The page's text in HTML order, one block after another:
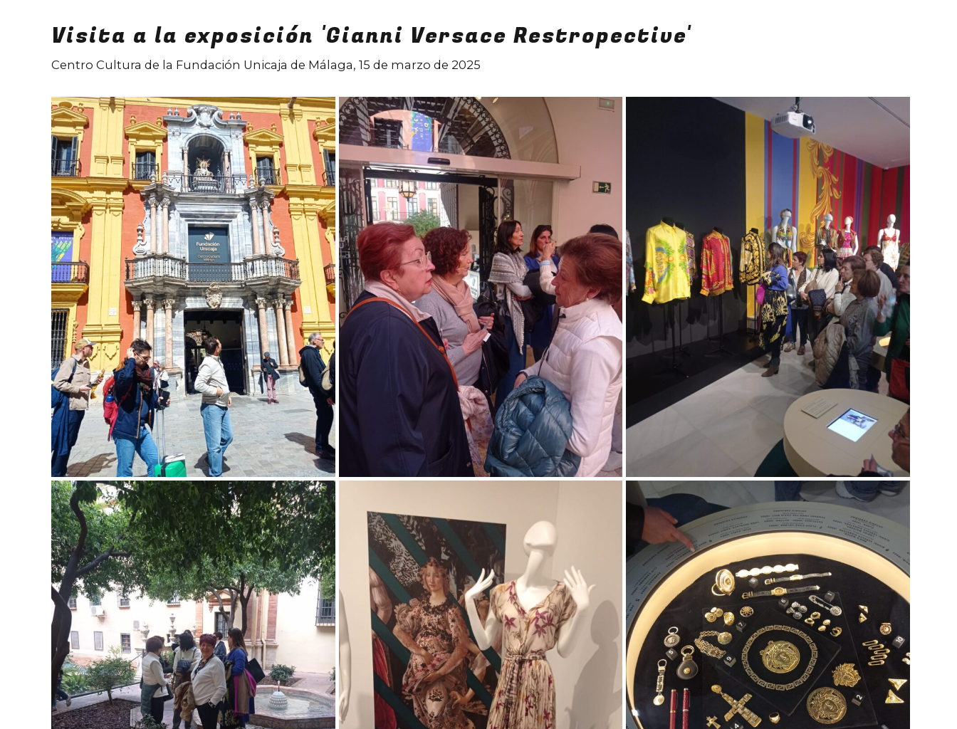
Visita a la exposición 'Gianni Versace Restropective'
Centro Cultura de la Fundación Unicaja de Málaga, 15 de marzo de 2025